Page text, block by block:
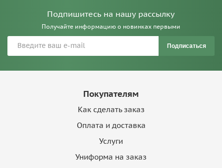
Подпишитесь на нашу рассылку
Получайте информацию о новинках первыми
Подписаться
Покупателям
Как сделать заказ
Оплата и доставка
Услуги
Униформа на заказ